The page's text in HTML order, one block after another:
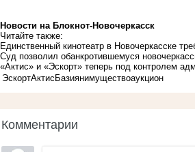
Новости на Блoкнoт-Новочеркасск
Читайте также:
Единственный кинотеатр в Новочеркасске
Суд позволил обанкротившемуся
«Актис» и «Эскорт» теперь под контролем
ЭскортАктисБазиянимуществоаукцион
Комментарии